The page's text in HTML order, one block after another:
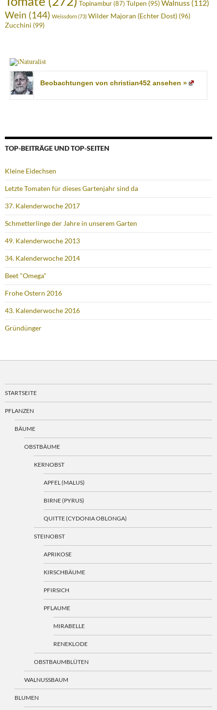
Topinambur(87) Tulpen (95)Walnuss (112)
Wein (144) Weissdorn(73) Wilder Majoran (Echter Dost) (96)
Zucchini (99)
Beobachtungen von christian452 ansehen »
TOP-BEITRÄGE UND TOP-SEITEN
Kleine Eidechsen
Letzte Tomaten für dieses Gartenjahr sind da
37. Kalenderwoche 2017
Schmetterlinge der Jahre in unserem Garten
49. Kalenderwoche 2013
34. Kalenderwoche 2014
Beet "Omega"
Frohe Ostern 2016
43. Kalenderwoche 2016
Gründünger
STARTSEITE
PFLANZEN
BÄUME
OBSTBÄUME
KERNOBST
APFEL (MALUS)
BIRNE (PYRUS)
QUITTE (CYDONIA OBLONGA)
STEINOBST
APRIKOSE
KIRSCHBÄUME
PFIRSICH
PFLAUME
MIRABELLE
RENEKLODE
OBSTBAUMBLÜTEN
WALNUSSBAUM
BLUMEN